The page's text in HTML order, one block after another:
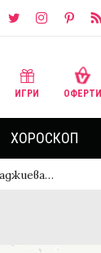
ИГРИ ОФЕРТИ
ХОРОСКОП